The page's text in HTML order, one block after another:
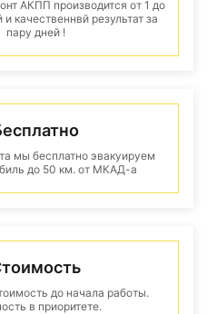
АКПП производится от 1 до
качественнвй результат за
пару дней !
мы бесплатно эвакуируем
до 50 км. от МКАД-а
до начала работы.
в приоритете.